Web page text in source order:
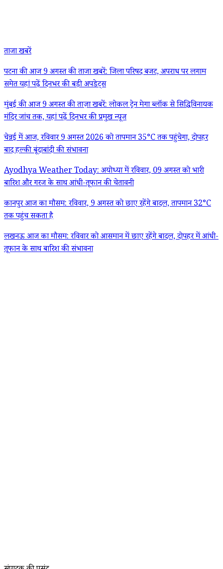
ताजा खबरें
पटना की आज 9 अगस्त की ताजा खबरें: जिला परिषद बजट, अपराध पर लगाम
समेत यहां पढ़ें दिनभर की बड़ी अपडेट्स
मुंबई की आज 9 अगस्त की ताज़ा खबरें: लोकल ट्रेन मेगा ब्लॉक से सिद्धिविनायक
मंदिर जांच तक, यहां पढ़ें दिनभर की प्रमुख न्यूज
चेन्नई में आज, रविवार 9 अगस्त 2026 को तापमान 35°C तक पहुंचेगा, दोपहर
बाद हल्की बूंदाबांदी की संभावना
Ayodhya Weather Today: अयोध्या में रविवार, 09 अगस्त को भारी
बारिश और गरज के साथ आंधी-तूफान की चेतावनी
कानपुर आज का मौसम: रविवार, 9 अगस्त को छाए रहेंगे बादल, तापमान 32°C
तक पहुंच सकता है
लखनऊ आज का मौसम: रविवार को आसमान में छाए रहेंगे बादल, दोपहर में आंधी-
तूफान के साथ बारिश की संभावना